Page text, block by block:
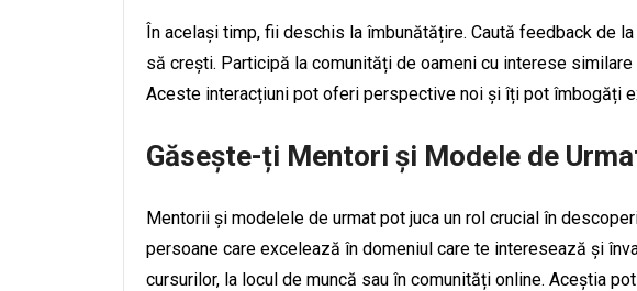
În același timp, fii deschis la îmbunătățire. Caută feedback de
să crești. Participă la comunități de oameni cu interese
Aceste interacțiuni pot oferi perspective noi și îți pot îmbogăți
Găsește-ți Mentori și Modele de
Mentorii și modelele de urmat pot juca un rol crucial în
persoane care excelează în domeniul care te interesează și
cursurilor, la locul de muncă sau în comunități online. Aceștia